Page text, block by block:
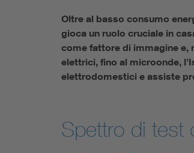
Oltre al basso consumo
gioca un ruolo cruciale in
come fattore di immagine e,
elettrici, fino al microonde,
elettrodomestici e assiste
Spettro di test